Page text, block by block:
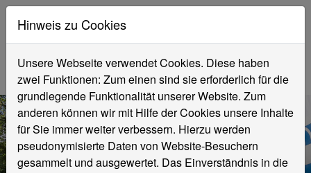
Hinweis zu Cookies
Unsere Webseite verwendet Cookies. Diese haben
zwei Funktionen: Zum einen sind sie erforderlich für die
grundlegende Funktionalität unserer Website. Zum
anderen können wir mit Hilfe der Cookies unsere Inhalte
für Sie immer weiter verbessern. Hierzu werden
pseudonymisierte Daten von Website-Besuchern
gesammelt und ausgewertet. Das Einverständnis in die